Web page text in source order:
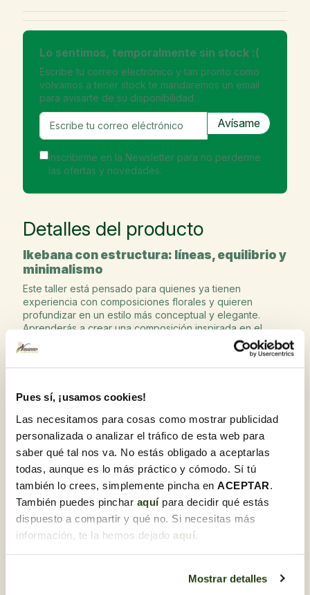
Pues sí, ¡usamos cookies!
Las necesitamos para cosas como mostrar publicidad
personalizada o analizar el tráfico de esta web para
saber qué tal nos va. No estás obligado a aceptarlas
todas, aunque es lo más práctico y cómodo. Sí tú
también lo crees, simplemente pincha en ACEPTAR
También puedes pinchar aquípara decidir qué estás
dispuesto a compartir y qué no. Si necesitas más
información, te la hemos dejado aquí
Mostrar detalles
Lo sentimos, temporalmente sin stock :(
Escribe tu correo electrónico y tan pronto como
volvamos a tener stock te mandaremos un email
para avisarte de su disponibilidad.
Inscribirme en la Newsletter para no perderme
las ofertas y novedades.
Detalles del producto
Ikebana con estructura: líneas, equilibrio y
minimalismo
Este taller está pensado para quienes ya tienen
experiencia con composiciones florales y quieren
profundizar en un estilo más conceptual y elegante.
Aprenderás a crear una composición inspirada en el
Ikebana japonés
, donde la fuerza no está en la
cantidad, sino en la
estructura, el ritmo y la armonía
visual.
una composición que destaca por sus líneas, el espacio
y la proporción, creando una pieza sofisticada con
presencia e intención.
¿Qué harás en este taller?
Creación de una composición floral de estilo Ikebana con
estructura
Trabajo de líneas, dirección y proporciones para lograr
equilibrio visual
Construcción de una base/estructura para sostener la